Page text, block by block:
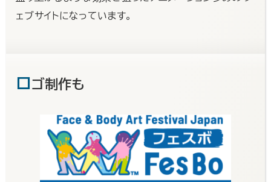
ェブサイトになっています。
ロゴ制作も